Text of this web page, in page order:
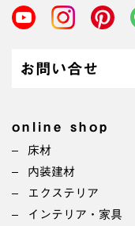
お問い合せ
online shop
床材
内装建材
エクステリア
インテリア・家具